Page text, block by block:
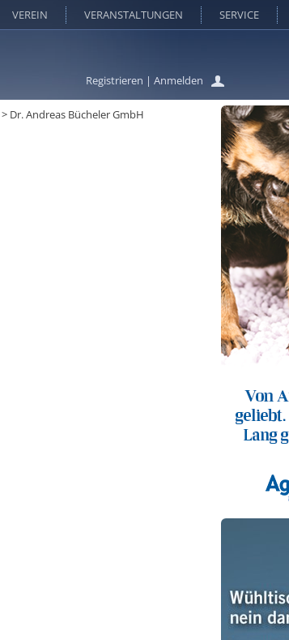
Registrieren | Anmelden
VEREIN VERANSTALTUNGEN SERVICE
> Dr. Andreas Bücheler GmbH